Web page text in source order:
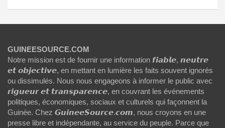
GUINEESOURCE.COM
Notre mission est de fournir une information 𝙛𝙞𝙖𝙗𝙡𝙚, 𝙣𝙚𝙪𝙩𝙧𝙚
𝙚𝙩 𝙤𝙗𝙟𝙚𝙘𝙩𝙞𝙫𝙚, en mettant en lumière les faits souvent ignorés
ou dissimulés. Nous nous engageons à informer le public avec
𝙧𝙞𝙜𝙪𝙚𝙪𝙧 𝙚𝙩 𝙩𝙧𝙖𝙣𝙨𝙥𝙖𝙧𝙚𝙣𝙘𝙚, en couvrant les événements
politiques, économiques, sociaux et culturels qui façonnent la
Guinée. Chez 𝙂𝙪𝙞𝙣𝙚𝙚𝙎𝙤𝙪𝙧𝙘𝙚.𝙘𝙤𝙢, nous croyons en une
presse libre et indépendante, au service du peuple. Parce que